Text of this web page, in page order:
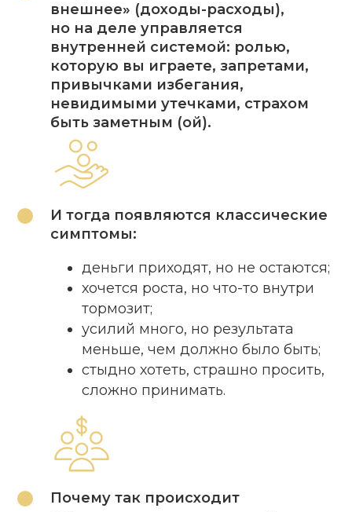
внешнее» (доходы-расходы),
но на деле управляется
внутренней системой: ролью,
которую вы играете, запретами,
привычками избегания,
невидимыми утечками, страхом
быть заметным (ой).
И тогда появляются классические
симптомы:
деньги приходят, но не остаются;
хочется роста, но что-то внутри
тормозит;
усилий много, но результата
меньше, чем должно было быть;
стыдно хотеть, страшно просить,
сложно принимать.
Почему так происходит